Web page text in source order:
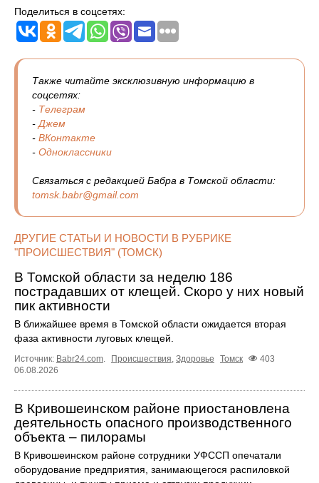
Поделиться в соцсетях:
Также читайте эксклюзивную информацию в
соцсетях:
- Телеграм
- Джем
- ВКонтакте
- Одноклассники
Связаться с редакцией Бабра в Томской области:
tomsk.babr@gmail.com
ДРУГИЕ СТАТЬИ И НОВОСТИ В РУБРИКЕ
"ПРОИСШЕСТВИЯ" (ТОМСК)
В Томской области за неделю 186
пострадавших от клещей. Скоро у них новый
пик активности
В ближайшее время в Томской области ожидается вторая
фаза активности луговых клещей.
Источник: Babr24.com. Происшествия, Здоровье Томск
403
06.08.2026
В Кривошеинском районе приостановлена
деятельность опасного производственного
объекта – пилорамы
В Кривошеинском районе сотрудники УФССП опечатали
оборудование предприятия, занимающегося распиловкой